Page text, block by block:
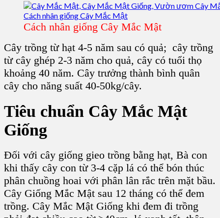
Cách nhân giống Cây Mắc Mật
Cây trồng từ hạt 4-5 năm sau có quả; cây trồng
từ cây ghép 2-3 năm cho quả, cây có tuổi thọ
khoảng 40 năm. Cây trưởng thành bình quân
cây cho năng suất 40-50kg/cây.
Tiêu chuẩn Cây Mắc Mật
Giống
Đối với cây giống gieo trồng bằng hạt, Bà con
khi thấy cây con từ 3-4 cặp lá có thể bón thúc
phân chuồng hoai với phân lân rắc trên mặt bầu.
Cây Giống Mắc Mật sau 12 tháng có thể đem
trồng. Cây Mắc Mật Giống khi đem đi trồng